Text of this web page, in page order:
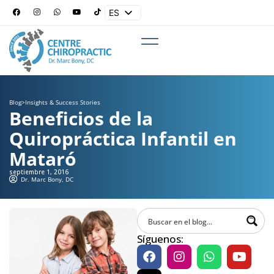
ES
Blog>Insights & Success Stories
Beneficios de la
Quiropráctica Infantil en
Mataró
septiembre 1, 2016
Dr. Marc Bony, DC
Síguenos: